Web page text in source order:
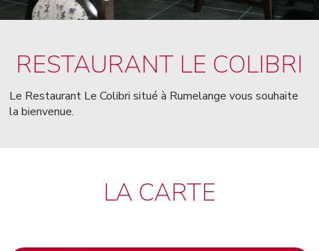
RESTAURANT LE COLIBRI
Le Restaurant Le Colibri situé à Rumelange vous souhaite
la bienvenue.
LA CARTE